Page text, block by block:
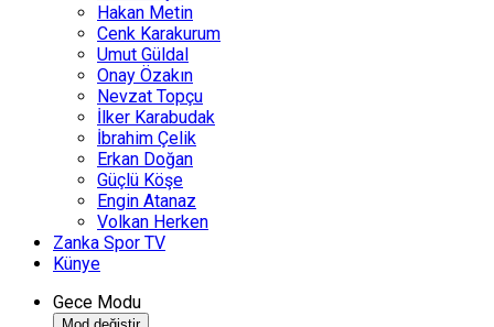
Hakan Metin
Cenk Karakurum
Umut Güldal
Onay Özakın
Nevzat Topçu
İlker Karabudak
İbrahim Çelik
Erkan Doğan
Güçlü Köşe
Engin Atanaz
Volkan Herken
Zanka Spor TV
Künye
Gece Modu